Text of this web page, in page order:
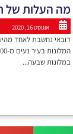
מה העלות של
אוגוסט 16, 2020
דובאי נחשבת לאחד
במלונות שבעה...